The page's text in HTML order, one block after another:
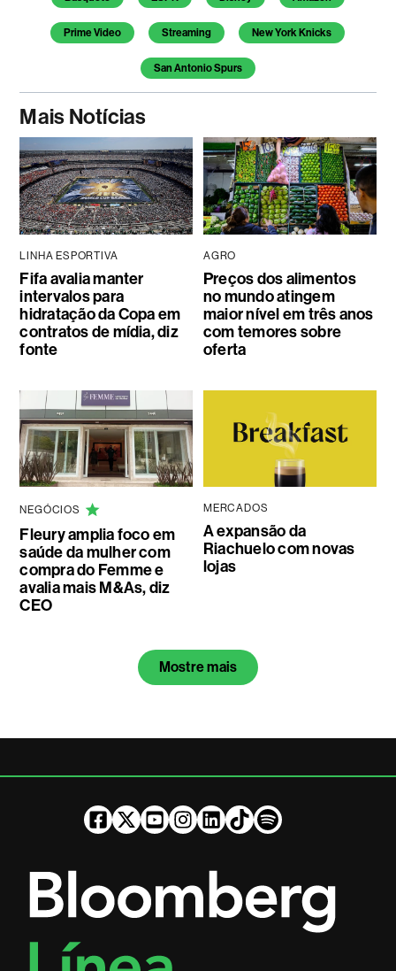
Prime Video Streaming New York Knicks
San Antonio Spurs
Mais Notícias
LINHA ESPORTIVA
Fifa avalia manter
intervalos para
hidratação da Copa em
contratos de mídia, diz
fonte
AGRO
Preços dos alimentos
no mundo atingem
maior nível em três anos
com temores sobre
oferta
NEGÓCIOS
Fleury amplia foco em
saúde da mulher com
compra do Femme e
avalia mais M&As, diz
CEO
MERCADOS
A expansão da
Riachuelo com novas
lojas
Mostre mais